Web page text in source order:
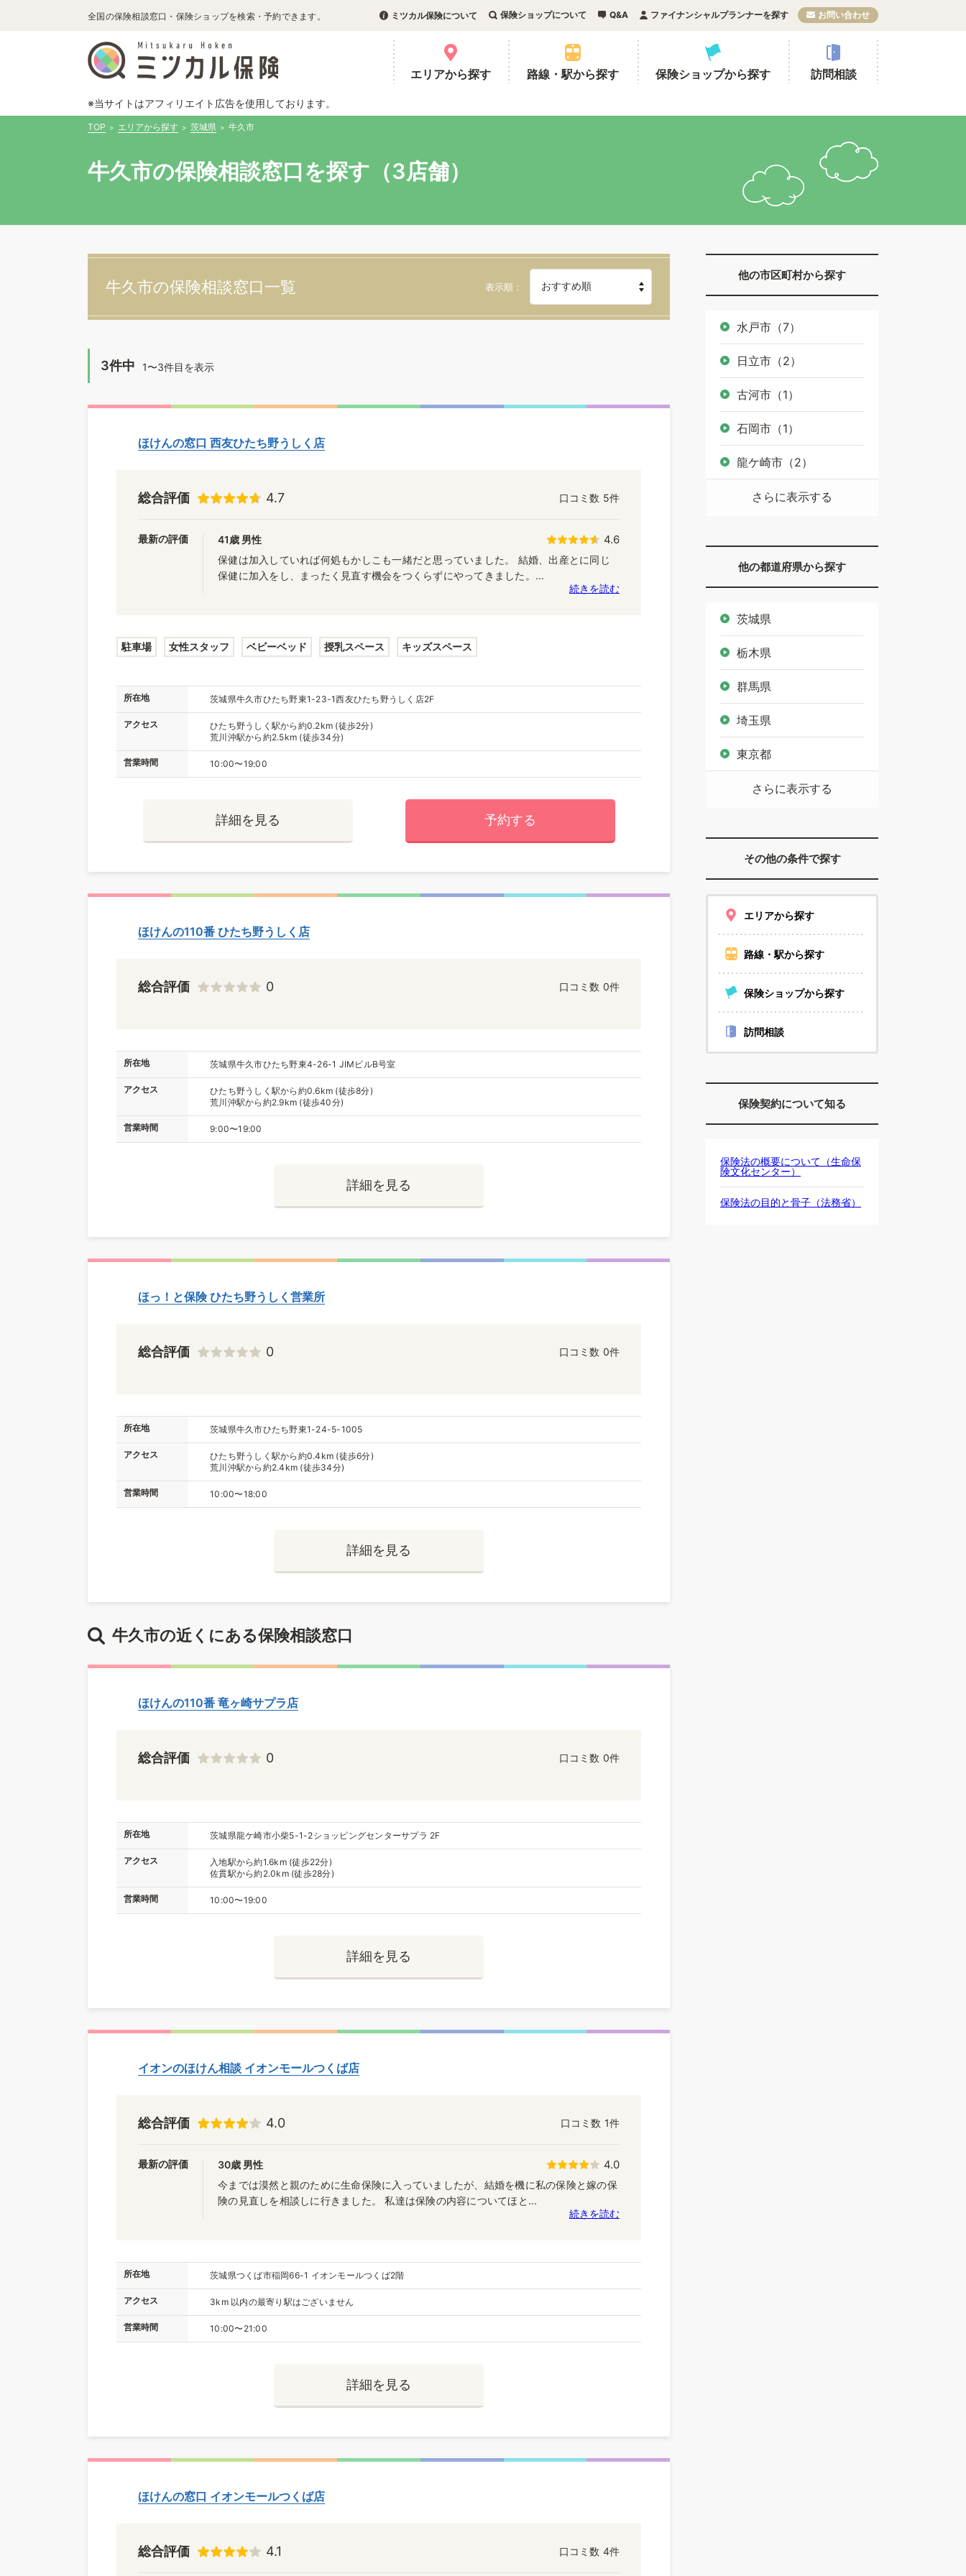
全国の保険相談窓口・保険ショップを検索・予約できます。 ミツカル保険について 保険ショップについて Q&A ファイナンシャルプランナーを探す お問い合わせ
エリアから探す 路線・駅から探す 保険ショップから探す 訪問相談
※当サイトはアフィリエイト広告を使用しております。
TOP エリアから探す 茨城県 牛久市
牛久市の保険相談窓口を探す（3店舗）
他の市区町村から探す
水戸市（7）
日立市（2）
古河市（1）
石岡市（1）
龍ケ崎市（2）
さらに表示する
他の都道府県から探す
茨城県
栃木県
群馬県
埼玉県
東京都
さらに表示する
その他の条件で探す
エリアから探す
路線・駅から探す
保険ショップから探す
訪問相談
保険契約について知る
保険法の概要について（生命保
険文化センター）
保険法の目的と骨子（法務省）
牛久市の保険相談窓口一覧 表示順
3件中 1〜3件目を表示
ほけんの窓口 西友ひたち野うしく店
総合評価 4.7 口コミ数 5件
最新の評価 41歳 男性 4.6
保健は加入していれば何処もかしこも一緒だと思っていました。 結婚、出産とに同じ
保健に加入をし、まったく見直す機会をつくらずにやってきました。...
続きを読む
駐車場 女性スタッフ ベビーベッド 授乳スペース キッズスペース
所在地 茨城県牛久市ひたち野東1-23-1西友ひたち野うしく店2F
アクセス
ひたち野うしく駅から約0.2km (徒歩2分)
荒川沖駅から約2.5km (徒歩34分)
営業時間 10:00〜19:00
詳細を見る 予約する
ほけんの110番 ひたち野うしく店
総合評価 0 口コミ数 0件
所在地 茨城県牛久市ひたち野東4-26-1 JIMビルB号室
アクセス
ひたち野うしく駅から約0.6km (徒歩8分)
荒川沖駅から約2.9km (徒歩40分)
営業時間 9:00〜19:00
詳細を見る
ほっ！と保険 ひたち野うしく営業所
総合評価 0 口コミ数 0件
所在地 茨城県牛久市ひたち野東1-24-5-1005
アクセス
ひたち野うしく駅から約0.4km (徒歩6分)
荒川沖駅から約2.4km (徒歩34分)
営業時間 10:00〜18:00
詳細を見る
牛久市の近くにある保険相談窓口
ほけんの110番 竜ヶ崎サプラ店
総合評価 0 口コミ数 0件
所在地 茨城県龍ケ崎市小柴5-1-2ショッピングセンターサプラ 2F
アクセス
入地駅から約1.6km (徒歩22分)
佐貫駅から約2.0km (徒歩28分)
営業時間 10:00〜19:00
詳細を見る
イオンのほけん相談 イオンモールつくば店
総合評価 4.0 口コミ数 1件
最新の評価 30歳 男性 4.0
今までは漠然と親のために生命保険に入っていましたが、結婚を機に私の保険と嫁の保
険の見直しを相談しに行きました。 私達は保険の内容についてほと...
続きを読む
所在地 茨城県つくば市稲岡66-1 イオンモールつくば2階
アクセス 3km 以内の最寄り駅はございません
営業時間 10:00〜21:00
詳細を見る
ほけんの窓口 イオンモールつくば店
総合評価 4.1 口コミ数 4件